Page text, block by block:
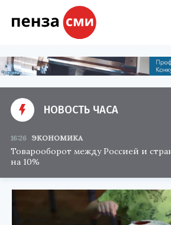
НОВОСТЬ ЧАСА
16:26 ЭКОНОМИКА
Товарооборот между Россией и
на 10%